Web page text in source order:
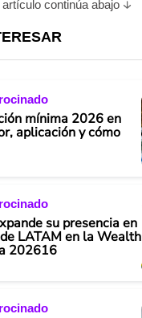
artículo continúa abajo
mínima 2026 en
aplicación y cómo
su presencia en
LATAM en la Wealth
202616